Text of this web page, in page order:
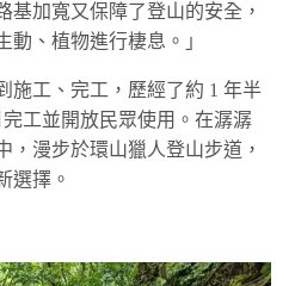
基加寬又保障了登山的安全，
動、植物進行棲息。」
施工、完工，歷經了約 1 年半
完工並開放民眾使用。在潺潺
，漫步於環山獵人登山步道，
選擇。